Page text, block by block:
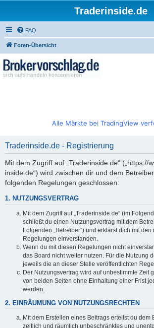
Traderinside.de
FAQ
Foren-Übersicht
Alle Märkte bei TradingView
Traderinside.de - Registrierung
Mit dem Zugriff auf „Traderinside.de“ („https://
inside.de“) wird zwischen dir und dem
folgenden Regelungen geschlossen:
1. NUTZUNGSVERTRAG
Mit dem Zugriff auf „Traderinside.de“ (im
schließt du einen Nutzungsvertrag mit dem
Folgenden „Betreiber“) und erklärst dich mit
Regelungen einverstanden.
Wenn du mit diesen Regelungen nicht
das Board nicht weiter nutzen. Für die Nutzung
jeweils die an dieser Stelle veröffentlichten
Der Nutzungsvertrag wird auf unbestimmte Zeit
von beiden Seiten ohne Einhaltung einer Frist
werden.
2. EINRÄUMUNG VON NUTZUNGSRECHTEN
Mit dem Erstellen eines Beitrags erteilst du dem
zeitlich und räumlich unbeschränktes und